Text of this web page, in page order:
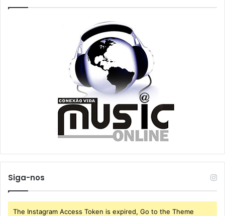
Siga-nos
The Instagram Access Token is expired, Go to the Theme